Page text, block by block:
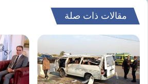
مقالات ذات صلة